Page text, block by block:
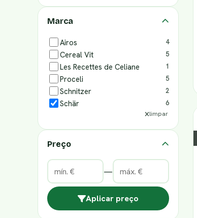
Marca
Airos 4
Cereal Vit 5
Les Recettes de Celiane 1
Proceli 5
Schnitzer 2
Schär 6
limpar
Preço
—
Aplicar preço